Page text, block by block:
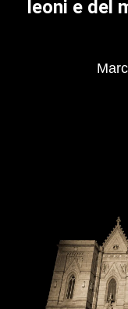
leoni e del